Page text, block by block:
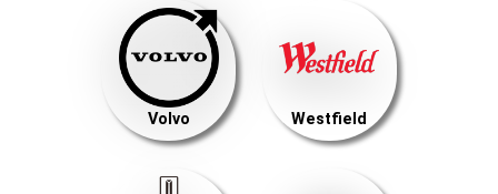
Volvo Westfield